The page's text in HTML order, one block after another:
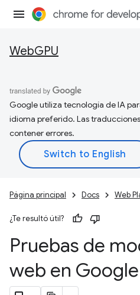
WebGPU
Google utiliza tecnología de IA
idioma preferido. Las
contener errores.
Página principal Docs Web
¿Te resultó útil?
Pruebas de
web en